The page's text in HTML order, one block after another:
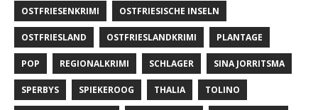
OSTFRIESENKRIMI OSTFRIESISCHE INSELN
OSTFRIESLAND OSTFRIESLANDKRIMI PLANTAGE
POP REGIONALKRIMI SCHLAGER SINA JORRITSMA
SPERBYS SPIEKEROOG THALIA TOLINO